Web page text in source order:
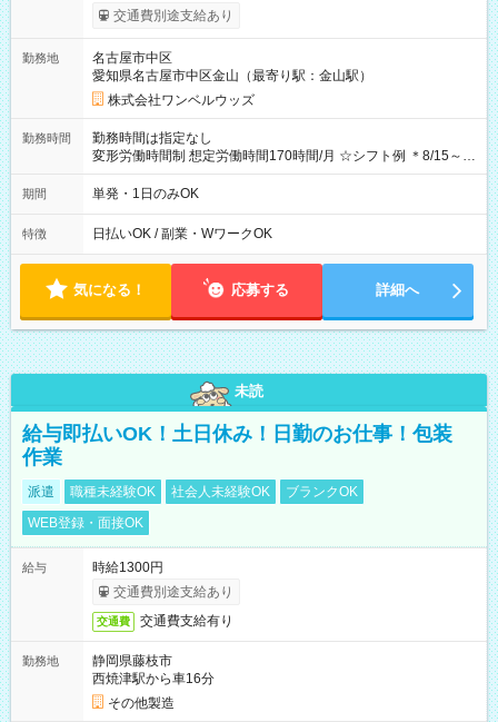
支給！ ※往復500円以内の方は自己負担となります ★日払い
OK！（規定あり） ┗働いたその日に現金GET♪ お仕事後はコン
期間なし
交通費別途支給あり
勤務地
名古屋市中区
愛知県名古屋市中区金山（最寄り駅：金山駅）
株式会社ワンベルウッズ
勤務時間
勤務時間は指定なし
変形労働時間制 想定労働時間170時間/月 ☆シフト例 ＊8/15～
10/26 全日共通 08：00～12：00 17：00～21：00 ＊8/31
～9/19のみ下記シフトもあります！ 12：00～16：00 ＊9/6～
00
期間 単発・1日のみOK
特徴 日払いOK / 副業・WワークOK
気になる！ 応募する 詳細へ
未読
給与即払いOK！土日休み！日勤のお仕事！包装
作業
派遣 職種未経験OK 社会人未経験OK
ブランクOK
WEB登録・面接OK
給与
時給1300円
交通費別途支給あり
交通費 交通費支給有り
勤務地
静岡県藤枝市
西焼津駅から車16分
その他製造